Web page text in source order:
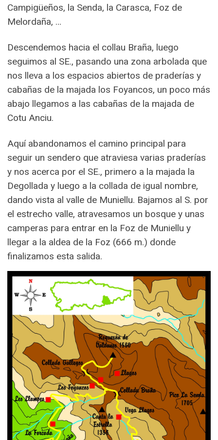
Campigüeños, la Senda, la Carasca, Foz de
Melordaña, …
Descendemos hacia el collau Braña, luego
seguimos al SE., pasando una zona arbolada que
nos lleva a los espacios abiertos de praderías y
cabañas de la majada los Foyancos, un poco más
abajo llegamos a las cabañas de la majada de
Cotu Anciu.
Aquí abandonamos el camino principal para
seguir un sendero que atraviesa varias praderías
y nos acerca por el SE., primero a la majada la
Degollada y luego a la collada de igual nombre,
dando vista al valle de Muniellu. Bajamos al S. por
el estrecho valle, atravesamos un bosque y unas
camperas para entrar en la Foz de Muniellu y
llegar a la aldea de la Foz (666 m.) donde
finalizamos esta salida.